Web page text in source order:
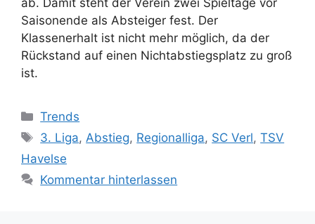
Saisonende als Absteiger fest. Der
Klassenerhalt ist nicht mehr möglich, da der
Rückstand auf einen Nichtabstiegsplatz zu groß
ist.
Kategorien
Trends
Schlagwörter
3. Liga, Abstieg, Regionalliga, SC Verl,TSV
Havelse
Kommentar hinterlassen